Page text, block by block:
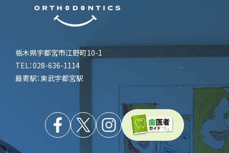
栃木県宇都宮市江野町10-1
TEL：028-636-1114
最寄駅：東武宇都宮駅